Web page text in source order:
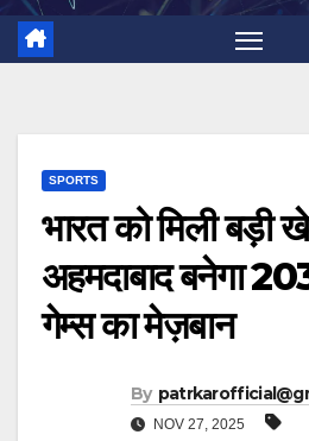
SPORTS
भारत को मिली बड़ी
अहमदाबाद बनेगा
गेम्स का मेज़बान
By
NOV 27, 2025